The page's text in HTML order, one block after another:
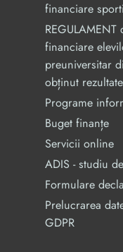
financiare
financiare
preuniversitar
obținut
Programe
Buget finanțe
Servicii online
ADIS - studiu
Formulare
Prelucrarea
GDPR